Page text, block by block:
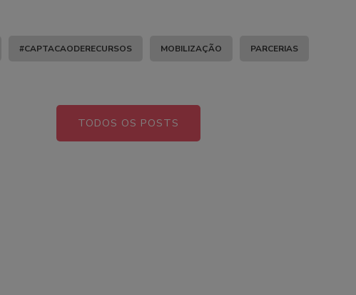
#CAPTACAODERECURSOS MOBILIZAÇÃO PARCERIAS
TODOS OS POSTS